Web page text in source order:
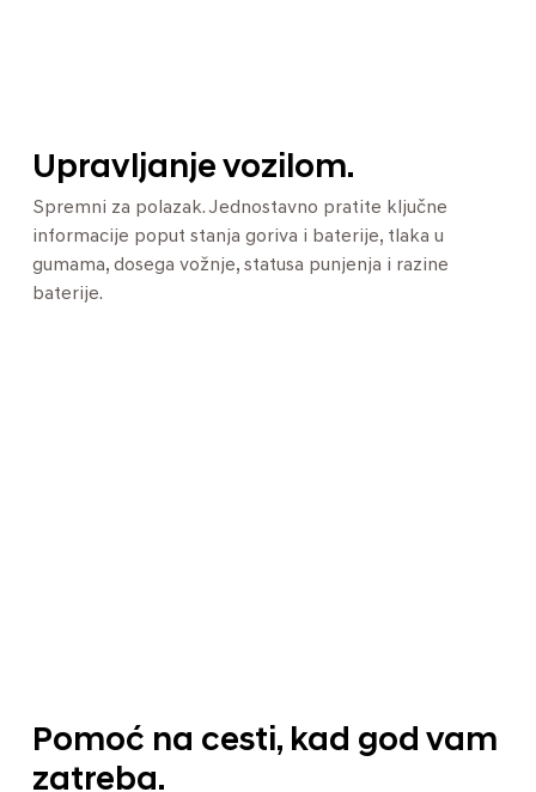
Upravljanje vozilom.
Spremni za polazak. Jednostavno pratite ključne
informacije poput stanja goriva i baterije, tlaka u
gumama, dosega vožnje, statusa punjenja i razine
baterije.
Pomoć na cesti, kad god vam
zatreba.